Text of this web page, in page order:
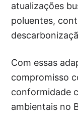
atualizações
poluentes,
Com essas
compromisso
conformidade
ambientais no